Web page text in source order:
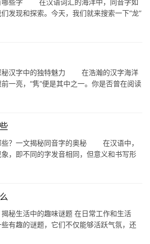
些字 在汉语词汇的海洋中，同音字如
发现和探索。今天，我们就来搜索一下“龙”
汉字中的独特魅力 在浩瀚的汉字海洋
一亮，“隽”便是其中之一。你是否曾在阅读
？一文揭秘同音字的奥秘 在汉语中，
，即不同的字发音相同，但意义和书写形
秘生活中的趣味谜题 在日常工作和生活
有趣的谜题，它们不仅能够活跃气氛，还